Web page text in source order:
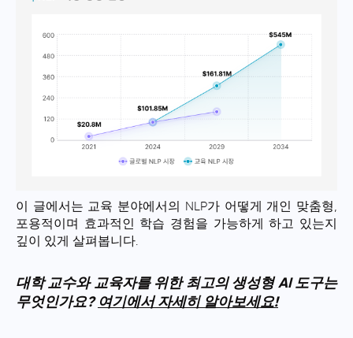
이 글에서는 교육 분야에서의 NLP가 어떻게 개인 맞춤형,
포용적이며 효과적인 학습 경험을 가능하게 하고 있는지
깊이 있게 살펴봅니다.
대학 교수와 교육자를 위한 최고의 생성형 AI 도구는
무엇인가요? 여기에서 자세히 알아보세요!